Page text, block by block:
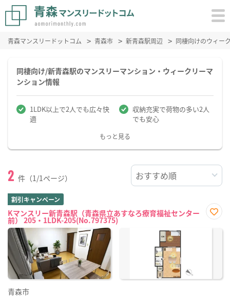
青森マンスリードットコム 青森市 新青森駅周辺 同棲向けのウィー
同棲向け/新青森駅のマンスリーマンション・ウィークリーマ
ンション情報
1LDK以上で2人でも広々快
適
収納充実で荷物の多い2人
でも安心
もっと見る
2 件（1/1ページ）
割引キャンペーン
Kマンスリー新青森駅（青森県立あすなろ療育福祉センター
前） 205・1LDK-205(No.797375)
に入
青森市